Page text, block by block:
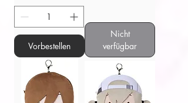
Vorbestellen
Nicht
verfügbar